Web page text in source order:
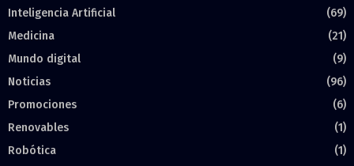
Inteligencia Artificial
(69)
Medicina
(21)
Mundo digital
(9)
Noticias
(96)
Promociones
(6)
Renovables
(1)
Robótica
(1)